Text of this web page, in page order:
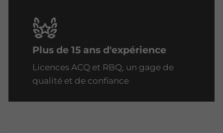
Plus de 15 ans d'expérience
Licences ACQ et RBQ, un gage de
qualité et de confiance